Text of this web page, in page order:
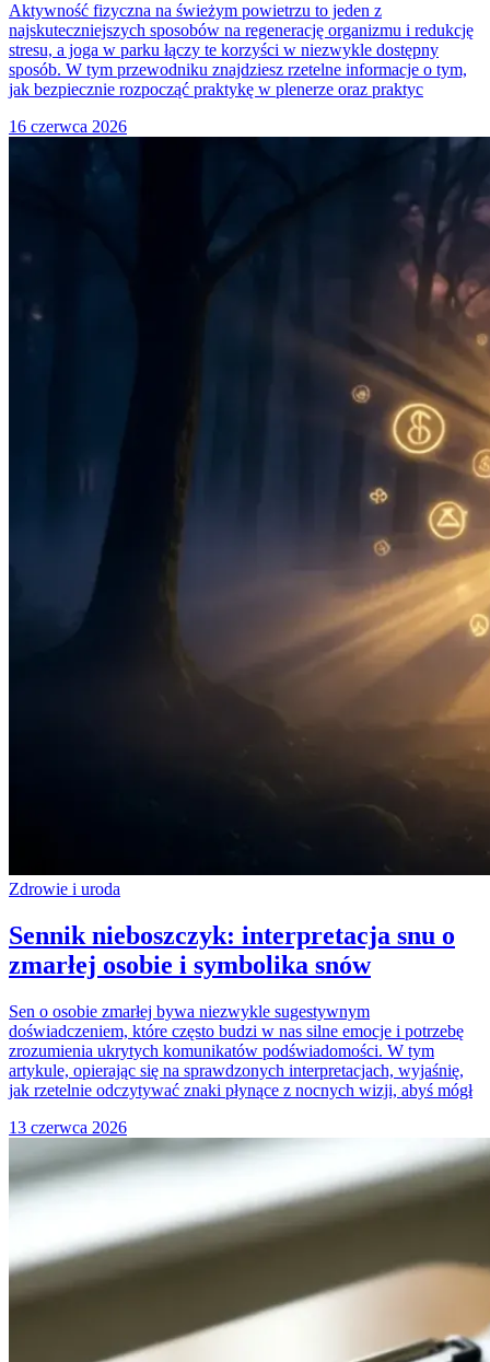
Aktywność fizyczna na świeżym powietrzu to jeden z
najskuteczniejszych sposobów na regenerację organizmu i redukcję
stresu, a joga w parku łączy te korzyści w niezwykle dostępny
sposób. W tym przewodniku znajdziesz rzetelne informacje o tym,
jak bezpiecznie rozpocząć praktykę w plenerze oraz praktyc
16 czerwca 2026
Zdrowie i uroda
Sennik nieboszczyk: interpretacja snu o
zmarłej osobie i symbolika snów
Sen o osobie zmarłej bywa niezwykle sugestywnym
doświadczeniem, które często budzi w nas silne emocje i potrzebę
zrozumienia ukrytych komunikatów podświadomości. W tym
artykule, opierając się na sprawdzonych interpretacjach, wyjaśnię,
jak rzetelnie odczytywać znaki płynące z nocnych wizji, abyś mógł
13 czerwca 2026